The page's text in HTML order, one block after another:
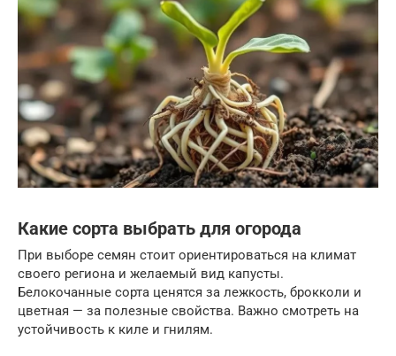
Какие сорта выбрать для огорода
При выборе семян стоит ориентироваться на климат
своего региона и желаемый вид капусты.
Белокочанные сорта ценятся за лежкость, брокколи и
цветная — за полезные свойства. Важно смотреть на
устойчивость к киле и гнилям.